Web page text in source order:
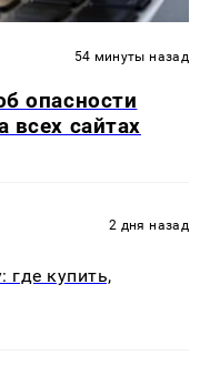
54 минуты назад
опасности
всех сайтах
2 дня назад
где купить,